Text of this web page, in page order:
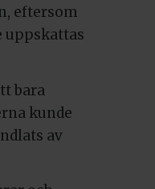
eftersom
uppskattas
bara
kunde
av